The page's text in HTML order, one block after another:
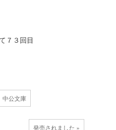
７３回目
中公文庫
発売されました »